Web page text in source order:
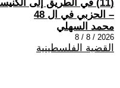
– الحزبي في ال 48
محمد السهلي
2026 / 8 / 8
القضية الفلسطينية